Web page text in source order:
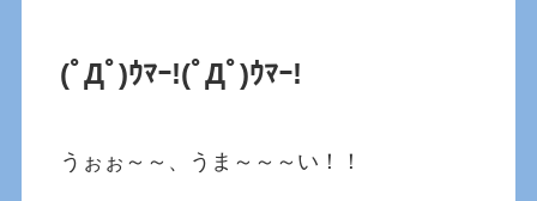
(ﾟДﾟ)ｳﾏｰ!(ﾟДﾟ)ｳﾏｰ!
うぉぉ～～、うま～～～い！！